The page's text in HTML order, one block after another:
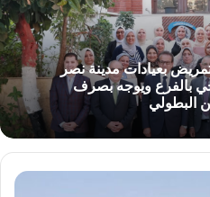
بعيادات مدينة نصر
بالفرع ويوجه بصرف
البطولي